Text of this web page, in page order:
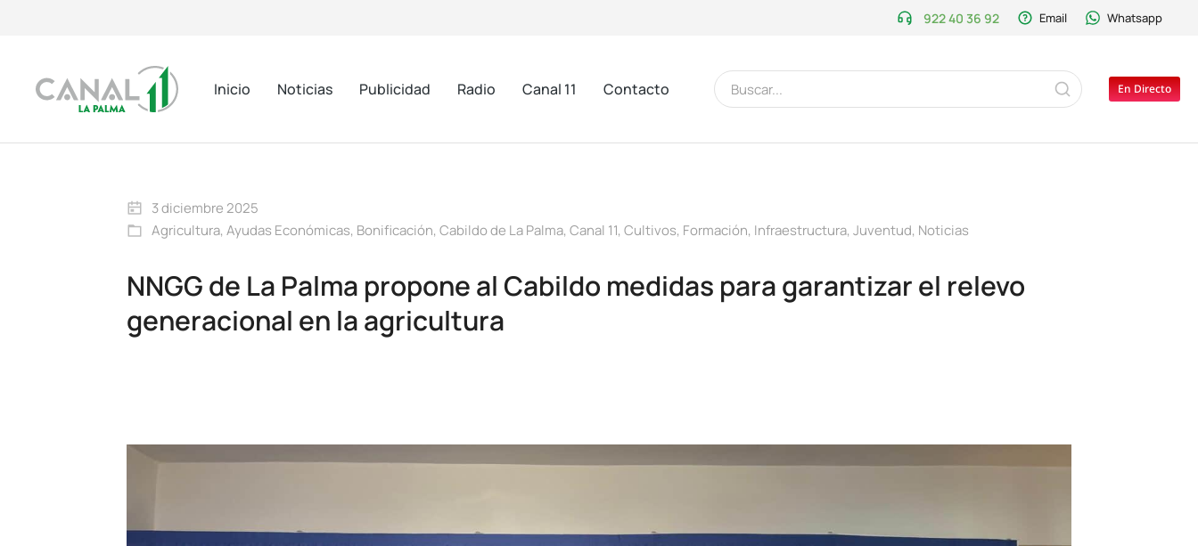
922 40 36 92 Email Whatsapp
Inicio Noticias Publicidad Radio Canal 11 Contacto En Directo
3 diciembre 2025
Agricultura, Ayudas Económicas, Bonificación, Cabildo de La Palma, Canal 11, Cultivos, Formación, Infraestructura, Juventud, Noticias
NNGG de La Palma propone al Cabildo medidas para garantizar el relevo
generacional en la agricultura